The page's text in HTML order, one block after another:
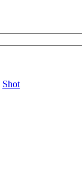
Shot